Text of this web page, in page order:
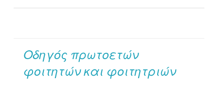
Οδηγός πρωτοετών
φοιτητών και φοιτητριών